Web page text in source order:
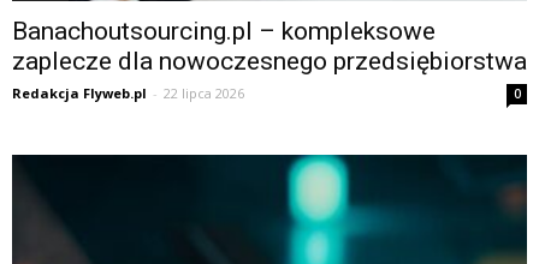
Banachoutsourcing.pl – kompleksowe
zaplecze dla nowoczesnego przedsiębiorstwa
Redakcja Flyweb.pl - 22 lipca 2026 0